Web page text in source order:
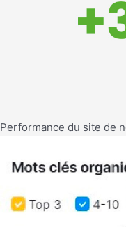
Performance du site de